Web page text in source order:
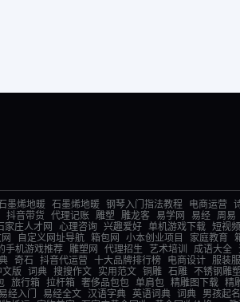
墨烯地暖 石墨烯地暖 钢琴入门指法教程 电商运营
抖音带货 代理记账 雕塑 雕龙客 易学网 易经 周易
家庄人才网 心理咨询 兴趣爱好 单机游戏下载 短视
自定义网址导航 箱包网 小本创业项目 家庭教育
手机游戏推荐 雕塑网 代理招生 艺术培训 成语大全
奇石 抖音代运营 十大品牌排行榜 电商设计 服装
版 词典 搜搜作文 实用范文 铜雕 石雕 不锈钢雕塑
旅行箱 拉杆箱 奢侈品包包 单肩包 精雕图下载 精
易经入门 易经全文 汉语字典 英语词典 词典 男孩起名